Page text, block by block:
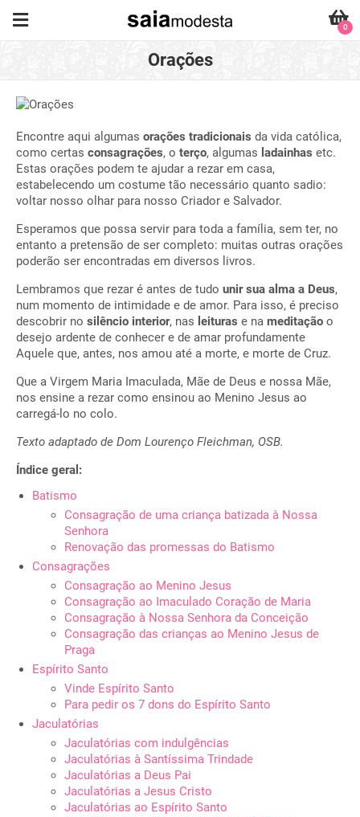
0
Orações
Encontre aqui algumas orações tradicionais da vida católica,
como certas consagrações, o terço, algumas ladainhas etc.
Estas orações podem te ajudar a rezar em casa,
estabelecendo um costume tão necessário quanto sadio:
voltar nosso olhar para nosso Criador e Salvador.
Esperamos que possa servir para toda a família, sem ter, no
entanto a pretensão de ser completo: muitas outras orações
poderão ser encontradas em diversos livros.
Lembramos que rezar é antes de tudo unir sua alma a Deus,
num momento de intimidade e de amor. Para isso, é preciso
descobrir no silêncio interior, nas leituras e na meditação o
desejo ardente de conhecer e de amar profundamente
Aquele que, antes, nos amou até a morte, e morte de Cruz.
Que a Virgem Maria Imaculada, Mãe de Deus e nossa Mãe,
nos ensine a rezar como ensinou ao Menino Jesus ao
carregá-lo no colo.
Texto adaptado de Dom Lourenço Fleichman, OSB.
Índice geral:
Batismo
Consagração de uma criança batizada à Nossa
Senhora
Renovação das promessas do Batismo
Consagrações
Consagração ao Menino Jesus
Consagração ao Imaculado Coração de Maria
Consagração à Nossa Senhora da Conceição
Consagração das crianças ao Menino Jesus de
Praga
Espírito Santo
Vinde Espírito Santo
Para pedir os 7 dons do Espírito Santo
Jaculatórias
Jaculatórias com indulgências
Jaculatórias à Santíssima Trindade
Jaculatórias a Deus Pai
Jaculatórias a Jesus Cristo
Jaculatórias ao Espírito Santo